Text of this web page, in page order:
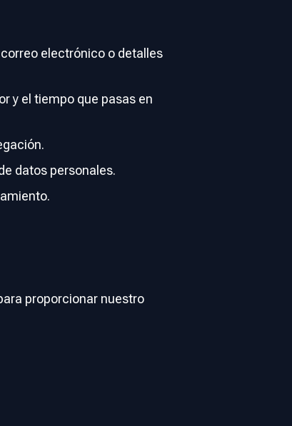
electrónico o detalles
y el tiempo que pasas en
datos personales.
proporcionar nuestro